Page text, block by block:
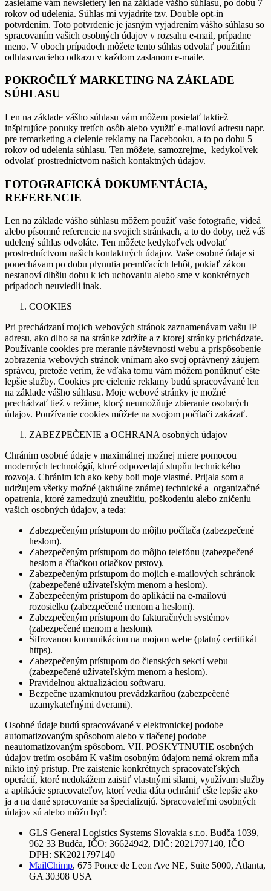
zasielame vám newslettery len na základe vášho súhlasu, po dobu 7
rokov od udelenia. Súhlas mi vyjadríte tzv. Double opt-in
potvrdením. Toto potvrdenie je jasným vyjadrením vášho súhlasu so
spracovaním vašich osobných údajov v rozsahu e-mail, prípadne
meno. V oboch prípadoch môžete tento súhlas odvolať použitím
odhlasovacieho odkazu v každom zaslanom e-maile.
POKROČILÝ MARKETING NA ZÁKLADE
SÚHLASU
Len na základe vášho súhlasu vám môžem posielať taktiež
inšpirujúce ponuky tretích osôb alebo využiť e-mailovú adresu napr.
pre remarketing a cielenie reklamy na Facebooku, a to po dobu 5
rokov od udelenia súhlasu. Ten môžete, samozrejme, kedykoľvek
odvolať prostredníctvom našich kontaktných údajov.
FOTOGRAFICKÁ DOKUMENTÁCIA,
REFERENCIE
Len na základe vášho súhlasu môžem použiť vaše fotografie, videá
alebo písomné referencie na svojich stránkach, a to do doby, než váš
udelený súhlas odvoláte. Ten môžete kedykoľvek odvolať
prostredníctvom našich kontaktných údajov. Vaše osobné údaje si
ponechávam po dobu plynutia premlčacích lehôt, pokiaľ zákon
nestanoví dlhšiu dobu k ich uchovaniu alebo sme v konkrétnych
prípadoch neuviedli inak.
COOKIES
Pri prechádzaní mojich webových stránok zaznamenávam vašu IP
adresu, ako dlho sa na stránke zdržíte a z ktorej stránky prichádzate.
Používanie cookies pre meranie návštevnosti webu a prispôsobenie
zobrazenia webových stránok vnímam ako svoj oprávnený záujem
správcu, pretože verím, že vďaka tomu vám môžem ponúknuť ešte
lepšie služby. Cookies pre cielenie reklamy budú spracovávané len
na základe vášho súhlasu. Moje webové stránky je možné
prechádzať tiež v režime, ktorý neumožňuje zbieranie osobných
údajov. Používanie cookies môžete na svojom počítači zakázať.
ZABEZPEČENIE a OCHRANA osobných údajov
Chránim osobné údaje v maximálnej možnej miere pomocou
moderných technológií, ktoré odpovedajú stupňu technického
rozvoja. Chránim ich ako keby boli moje vlastné. Prijala som a
udržujem všetky možné (aktuálne známe) technické a organizačné
opatrenia, ktoré zamedzujú zneužitiu, poškodeniu alebo zničeniu
vašich osobných údajov, a teda:
Zabezpečeným prístupom do môjho počítača (zabezpečené
heslom).
Zabezpečeným prístupom do môjho telefónu (zabezpečené
heslom a čítačkou otlačkov prstov).
Zabezpečeným prístupom do mojich e-mailových schránok
(zabezpečené užívateľským menom a heslom).
Zabezpečeným prístupom do aplikácií na e-mailovú
rozosielku (zabezpečené menom a heslom).
Zabezpečeným prístupom do fakturačných systémov
(zabezpečené menom a heslom).
Šifrovanou komunikáciou na mojom webe (platný certifikát
https).
Zabezpečeným prístupom do členských sekcií webu
(zabezpečené užívateľským menom a heslom).
Pravidelnou aktualizáciou softwaru.
Bezpečne uzamknutou prevádzkarňou (zabezpečené
uzamykateľnými dverami).
Osobné údaje budú spracovávané v elektronickej podobe
automatizovaným spôsobom alebo v tlačenej podobe
neautomatizovaným spôsobom. VII. POSKYTNUTIE osobných
údajov tretím osobám K vašim osobným údajom nemá okrem mňa
nikto iný prístup. Pre zaistenie konkrétnych spracovateľských
operácií, ktoré nedokážem zaistiť vlastnými silami, využívam služby
a aplikácie spracovateľov, ktorí vedia dáta ochrániť ešte lepšie ako
ja a na dané spracovanie sa špecializujú. Spracovateľmi osobných
údajov sú alebo môžu byť:
GLS General Logistics Systems Slovakia s.r.o. Budča 1039,
962 33 Budča, IČO: 36624942, DIČ: 2021797140, IČO
DPH: SK2021797140
MailChimp, 675 Ponce de Leon Ave NE, Suite 5000, Atlanta,
GA 30308 USA